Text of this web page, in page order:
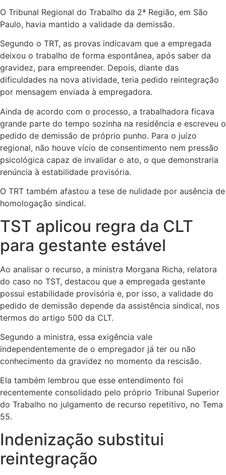
O Tribunal Regional do Trabalho da 2ª Região, em São
Paulo, havia mantido a validade da demissão.
Segundo o TRT, as provas indicavam que a empregada
deixou o trabalho de forma espontânea, após saber da
gravidez, para empreender. Depois, diante das
dificuldades na nova atividade, teria pedido reintegração
por mensagem enviada à empregadora.
Ainda de acordo com o processo, a trabalhadora ficava
grande parte do tempo sozinha na residência e escreveu o
pedido de demissão de próprio punho. Para o juízo
regional, não houve vício de consentimento nem pressão
psicológica capaz de invalidar o ato, o que demonstraria
renúncia à estabilidade provisória.
O TRT também afastou a tese de nulidade por ausência de
homologação sindical.
TST aplicou regra da CLT
para gestante estável
Ao analisar o recurso, a ministra Morgana Richa, relatora
do caso no TST, destacou que a empregada gestante
possui estabilidade provisória e, por isso, a validade do
pedido de demissão depende da assistência sindical, nos
termos do artigo 500 da CLT.
Segundo a ministra, essa exigência vale
independentemente de o empregador já ter ou não
conhecimento da gravidez no momento da rescisão.
Ela também lembrou que esse entendimento foi
recentemente consolidado pelo próprio Tribunal Superior
do Trabalho no julgamento de recurso repetitivo, no Tema
55.
Indenização substitui
reintegração